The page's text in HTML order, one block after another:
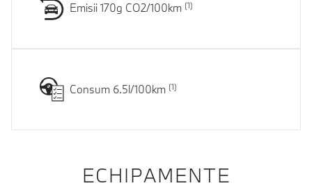
Emisii 170g CO2/100km
Consum 6.5l/100km
ECHIPAMENTE